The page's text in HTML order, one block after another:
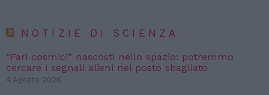
NOTIZIE DI SCIENZA
“Fari cosmici” nascosti nello spazio: potremmo
cercare i segnali alieni nel posto sbagliato
4 Agosto 2026